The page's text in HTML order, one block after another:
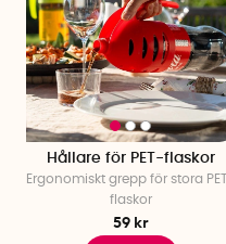
Hållare för PET-flaskor
Ergonomiskt grepp för stora
flaskor
59 kr